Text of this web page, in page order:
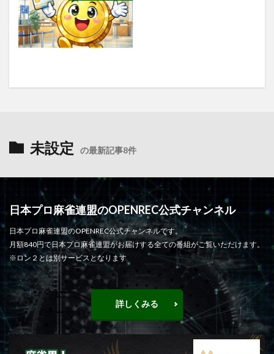
未設定 の最新記事8件
日本プロ麻雀連盟のOPENREC公式チャンネル
日本プロ麻雀連盟のOPENREC公式チャンネルです。
月額840円で日本プロ麻雀連盟がお届けする全ての番組がご覧いただけます。
※ロン２とは別サービスとなります
詳しくみる